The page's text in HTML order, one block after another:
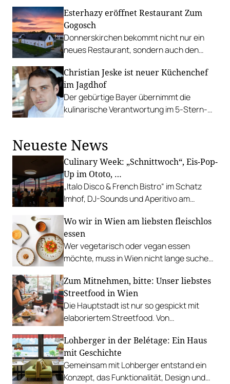
Gulasch inklusive.
Esterhazy eröffnet Restaurant Zum
Gogosch
Donnerskirchen bekommt nicht nur ein
neues Restaurant, sondern auch den
Kulinarium Burgenland.
Christian Jeske ist neuer Küchenchef
im Jagdhof
Der gebürtige Bayer übernimmt die
kulinarische Verantwortung im 5-Stern-
Neueste News
Culinary Week: „Schnittwoch“, Eis-Pop-
Up im Ototo, …
„Italo Disco & French Bistro“ im Schatz
Imhof, DJ-Sounds und Aperitivo am
Palme, „Fridays for Furmint“ u. v. m.
Wo wir in Wien am liebsten fleischlos
essen
Wer vegetarisch oder vegan essen
möchte, muss in Wien nicht lange suchen.
besonders.
Zum Mitnehmen, bitte: Unser liebstes
Streetfood in Wien
Die Hauptstadt ist nur so gespickt mit
elaboriertem Streetfood. Von
Tacos bis hin zu syrischer Marktküche.
Lohberger in der Belétage: Ein Haus
mit Geschichte
Gemeinsam mit Lohberger entstand ein
Konzept, das Funktionalität, Design und